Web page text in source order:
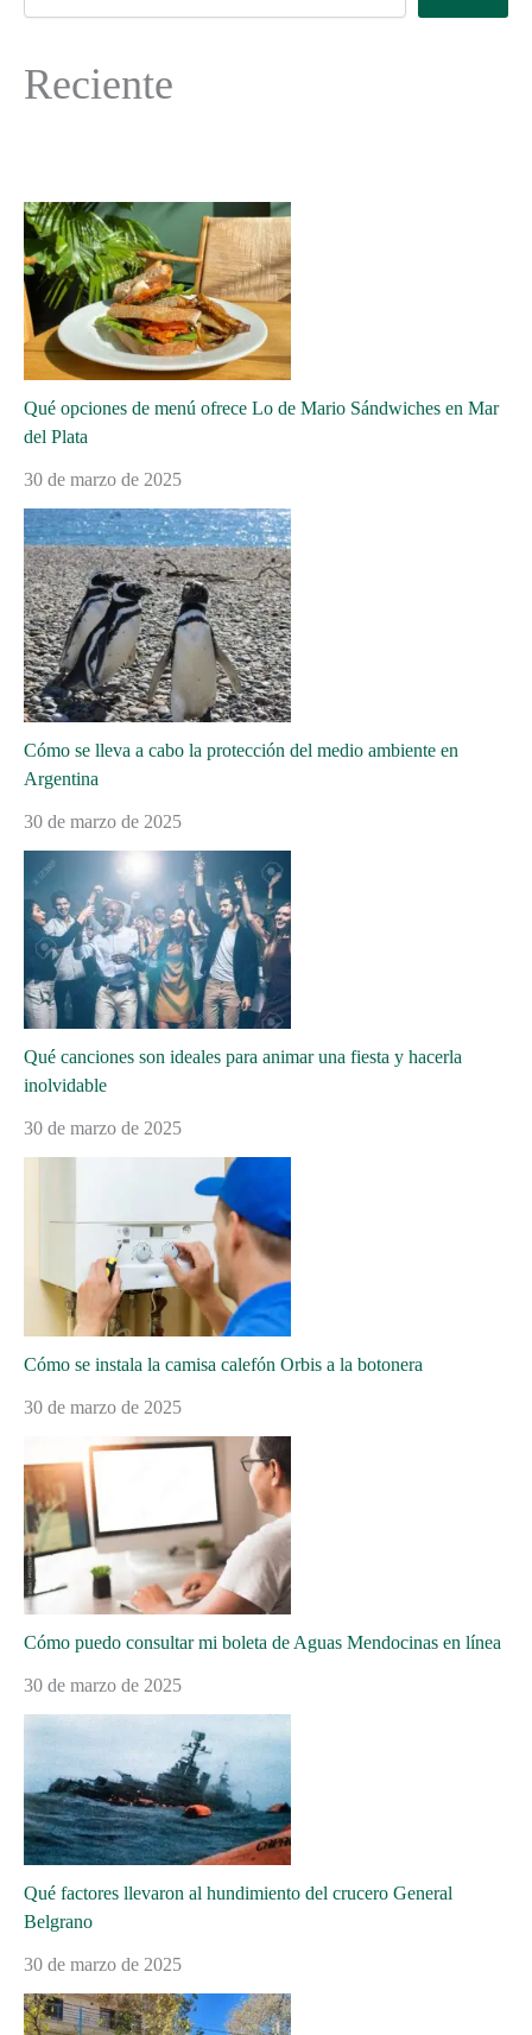
Reciente
Qué opciones de menú ofrece Lo de Mario Sándwiches en Mar
del Plata
30 de marzo de 2025
Cómo se lleva a cabo la protección del medio ambiente en
Argentina
30 de marzo de 2025
Qué canciones son ideales para animar una fiesta y hacerla
inolvidable
30 de marzo de 2025
Cómo se instala la camisa calefón Orbis a la botonera
30 de marzo de 2025
Cómo puedo consultar mi boleta de Aguas Mendocinas en línea
30 de marzo de 2025
Qué factores llevaron al hundimiento del crucero General
Belgrano
30 de marzo de 2025